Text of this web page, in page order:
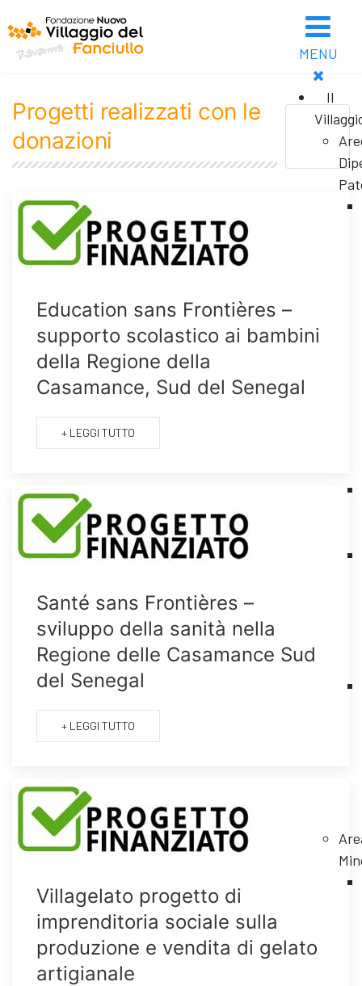
MENU
Il
Progetti realizzati con le
donazioni
Education sans Frontières –
supporto scolastico ai bambini
della Regione della
Casamance, Sud del Senegal
+ LEGGI TUTTO
Santé sans Frontières –
sviluppo della sanità nella
Regione delle Casamance Sud
del Senegal
+ LEGGI TUTTO
Villagelato progetto di
imprenditoria sociale sulla
produzione e vendita di gelato
artigianale